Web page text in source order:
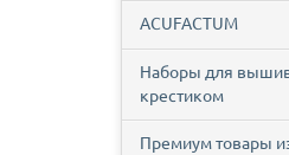
ACUFACTUM
Наборы для
крестиком
Премиум товары